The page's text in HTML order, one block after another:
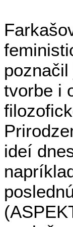
tvorbe i
ideí